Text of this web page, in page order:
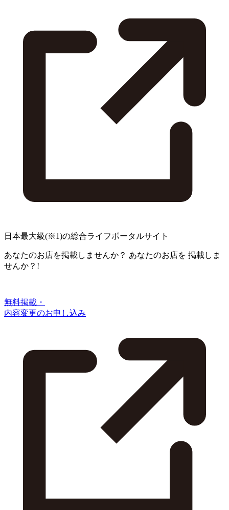
日本最大級(※1)の総合ライフポータルサイト
あなたのお店を掲載しませんか？ あなたのお店を 掲載しま
せんか？!
無料掲載・
内容変更のお申し込み